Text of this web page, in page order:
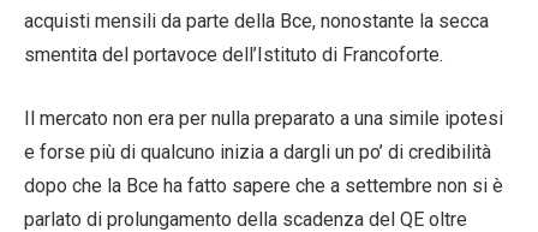
acquisti mensili da parte della Bce, nonostante la secca
smentita del portavoce dell’Istituto di Francoforte.
Il mercato non era per nulla preparato a una simile ipotesi
e forse più di qualcuno inizia a dargli un po’ di credibilità
dopo che la Bce ha fatto sapere che a settembre non si è
parlato di prolungamento della scadenza del QE oltre